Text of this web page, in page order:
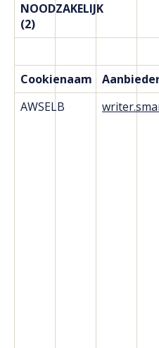
NOODZAKELIJK
(2)
Cookienaam
AWSELB